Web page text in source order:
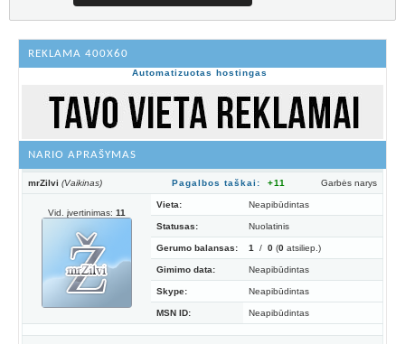
REKLAMA 400X60
Automatizuotas hostingas
NARIO APRAŠYMAS
mrZilvi (Vaikinas) Pagalbos taškai: +11 Garbės narys
Vid. įvertinimas: 11
Vieta: Neapibūdintas
Statusas: Nuolatinis
Gerumo balansas: 1 / 0 (0 atsiliep.)
Gimimo data: Neapibūdintas
Skype: Neapibūdintas
MSN ID: Neapibūdintas